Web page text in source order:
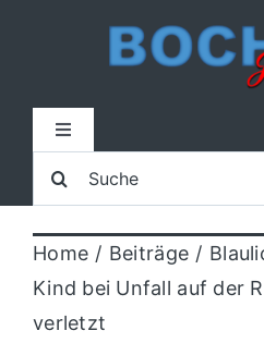
Toggle
Home
Lokal
Blaulicht
Suche
nach:
Home Beiträge
Kind bei Unfall auf der
verletzt